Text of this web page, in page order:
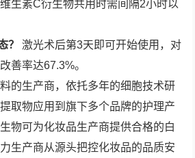
生素C衍生物共用时需间隔2小时以
？
激光术后第3天即可开始使用，对
善率达67.3%。
的生产商，依托多年的细胞技术研
取物应用到旗下多个品牌的护理产
物可为化妆品生产商提供合格的白
生产商从源头把控化妆品的品质安